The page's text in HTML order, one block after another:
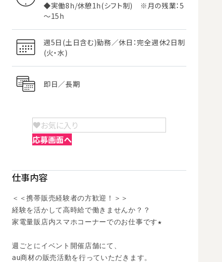
◆実働8h/休憩1h(シフト制) ※月の残業：5
～15h
週5日(土日含む)勤務／休日：完全週休2日制
(火・水)
即日／長期
お気に入り
応募画面へ
仕事内容
＜＜携帯販売経験者の方歓迎！＞＞
経験を活かして高時給で働きませんか？？
家電量販店内スマホコーナーでのお仕事です★
週ごとにイベント開催店舗にて、
au商材の販売活動を行っていただきます。